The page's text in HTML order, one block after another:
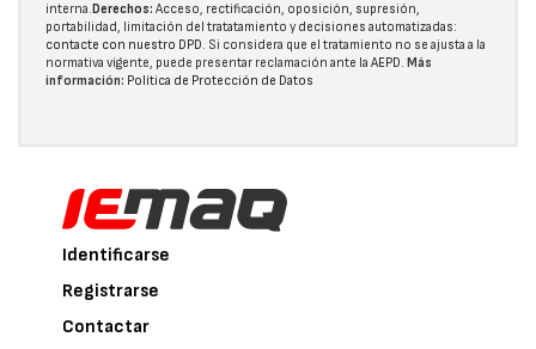
interna.Derechos: Acceso, rectificación, oposición, supresión,
portabilidad, limitación del tratatamiento y decisiones automatizadas:
contacte con nuestro DPD. Si considera que el tratamiento no se ajusta a la
normativa vigente, puede presentar reclamación ante la AEPD. Más
información: Política de Protección de Datos
Identificarse
Registrarse
Contactar